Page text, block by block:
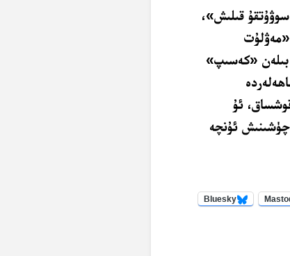
سوۋۇتقۇ قىلىش»،
بىلەن «كەسىپ»
ئۇ
چۈشىنىش ئۇنچە
Bluesky